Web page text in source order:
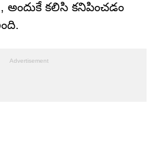
అందుకే క‌లిసి క‌నిపించ‌డం